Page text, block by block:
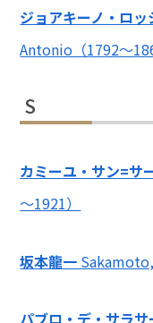
ジョアキーノ・ロッ
Antonio（1792～
S
カミーユ・サン=サ
～1921）
坂本龍一